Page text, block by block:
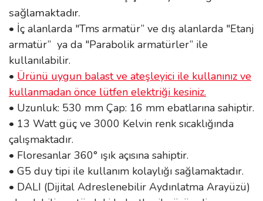
sağlamaktadır.
• İç alanlarda "Tms armatür” ve dış alanlarda "Etanj
armatür” ya da "Parabolik armatürler” ile
kullanılabilir.
• Ürünü uygun balast ve ateşleyici ile kullanınız ve
kullanmadan önce lütfen elektriği kesiniz.
• Uzunluk: 530 mm Çap: 16 mm ebatlarına sahiptir.
• 13 Watt güç ve 3000 Kelvin renk sıcaklığında
çalışmaktadır.
• Floresanlar 360° ışık açısına sahiptir.
• G5 duy tipi ile kullanım kolaylığı sağlamaktadır.
• DALI (Dijital Adreslenebilir Aydınlatma Arayüzü)